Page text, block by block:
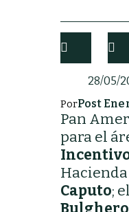
28/05/
PorPost
Pan
para el
Caputo;